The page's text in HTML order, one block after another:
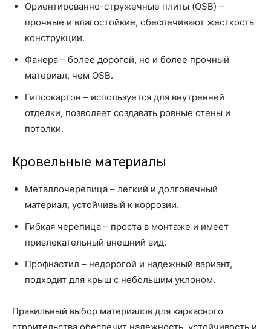
Ориентированно-стружечные плиты (OSB) –
прочные и влагостойкие, обеспечивают жесткость
конструкции.
Фанера – более дорогой, но и более прочный
материал, чем OSB.
Гипсокартон – используется для внутренней
отделки, позволяет создавать ровные стены и
потолки.
Кровельные материалы
Металлочерепица – легкий и долговечный
материал, устойчивый к коррозии.
Гибкая черепица – проста в монтаже и имеет
привлекательный внешний вид.
Профнастил – недорогой и надежный вариант,
подходит для крыш с небольшим уклоном.
Правильный выбор материалов для каркасного